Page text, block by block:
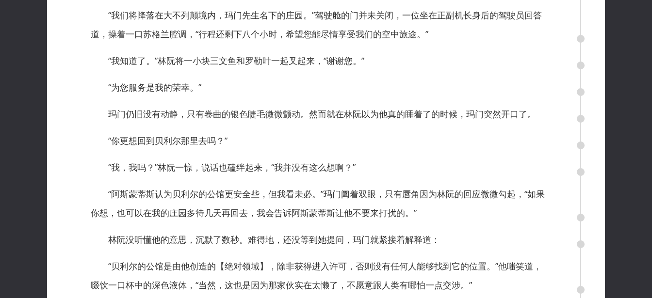
“我们将降落在大不列颠境内，玛门先生名下的庄园。”驾驶舱的门并未关闭，一位坐在正副机长身后的驾驶员回答
道，操着一口苏格兰腔调，“行程还剩下八个小时，希望您能尽情享受我们的空中旅途。”
“我知道了。”林阮将一小块三文鱼和罗勒叶一起叉起来，“谢谢您。”
“为您服务是我的荣幸。”
玛门仍旧没有动静，只有卷曲的银色睫毛微微颤动。然而就在林阮以为他真的睡着了的时候，玛门突然开口了。
“你更想回到贝利尔那里去吗？”
“我，我吗？”林阮一惊，说话也磕绊起来，“我并没有这么想啊？”
“阿斯蒙蒂斯认为贝利尔的公馆更安全些，但我看未必。”玛门阖着双眼，只有唇角因为林阮的回应微微勾起，“如果
你想，也可以在我的庄园多待几天再回去，我会告诉阿斯蒙蒂斯让他不要来打扰的。”
林阮没听懂他的意思，沉默了数秒。难得地，还没等到她提问，玛门就紧接着解释道：
“贝利尔的公馆是由他创造的【绝对领域】，除非获得进入许可，否则没有任何人能够找到它的位置。”他嗤笑道，
啜饮一口杯中的深色液体，“当然，这也是因为那家伙实在太懒了，不愿意跟人类有哪怕一点交涉。”